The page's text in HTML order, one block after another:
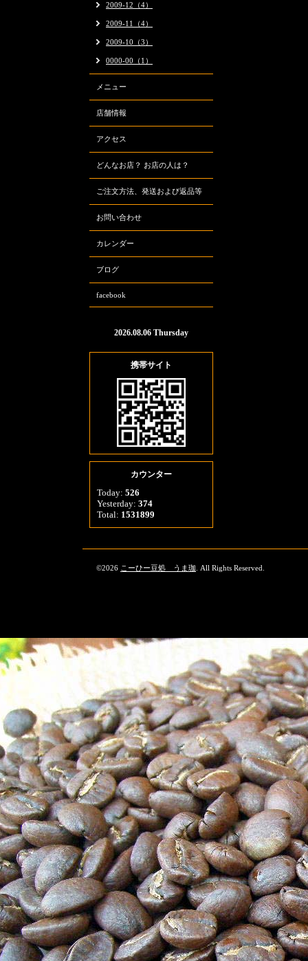
2009-12（4）
2009-11（4）
2009-10（3）
0000-00（1）
メニュー
店舗情報
アクセス
どんなお店？ お店の人は？
ご注文方法、発送および返品等
お問い合わせ
カレンダー
ブログ
facebook
2026.08.06 Thursday
携帯サイト
カウンター
Today: 526
Yesterday: 374
Total: 1531899
©2026 こーひー豆処 うま珈 . All Rights Reserved.